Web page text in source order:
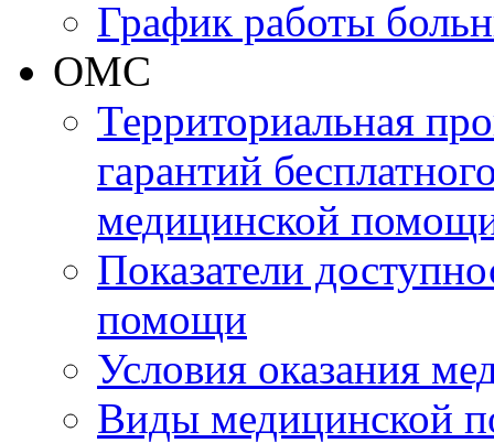
График работы
ОМС
Территориальная
гарантий
медицинской
Показатели
помощи
Условия оказания
Виды медицинской